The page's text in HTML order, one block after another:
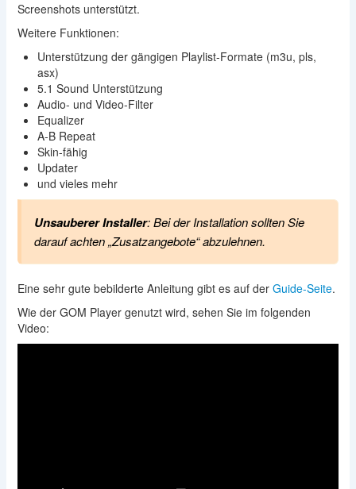
Screenshots unterstützt.
Weitere Funktionen:
Unterstützung der gängigen Playlist-Formate (m3u, pls,
asx)
5.1 Sound Unterstützung
Audio- und Video-Filter
Equalizer
A-B Repeat
Skin-fähig
Updater
und vieles mehr
Unsauberer Installer: Bei der Installation sollten Sie
darauf achten „Zusatzangebote“ abzulehnen.
Eine sehr gute bebilderte Anleitung gibt es auf der Guide-Seite.
Wie der GOM Player genutzt wird, sehen Sie im folgenden
Video: